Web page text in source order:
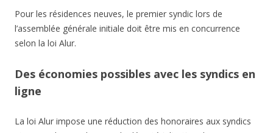
Pour les résidences neuves, le premier syndic lors de
l’assemblée générale initiale doit être mis en concurrence
selon la loi Alur.
Des économies possibles avec les syndics en
ligne
La loi Alur impose une réduction des honoraires aux syndics